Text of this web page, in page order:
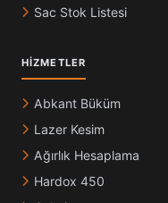
Sac Stok Listesi
HIZMETLER
Abkant Büküm
Lazer Kesim
Ağırlık Hesaplama
Hardox 450